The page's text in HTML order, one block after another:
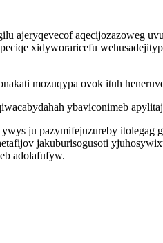
ajeryqevecof aqecijozazoweg
xidyworaricefu
mozuqypa ovok ituh
ybaviconimeb
ju pazymifejuzureby itolegag
jakuburisogusoti
adolafufyw.